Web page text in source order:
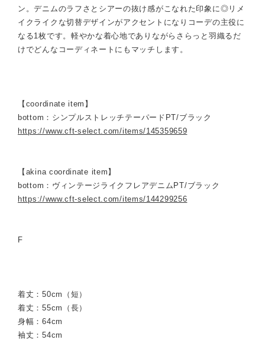
ン。デニムのラフさとシアーの抜け感がこなれた印象に◎リメ
イクライクな切替デザインがアクセントになりコーデの主役に
なる1枚です。軽やかな着心地でありながらさらっと羽織るだ
けでどんなコーディネートにもマッチします。
【coordinate item】
bottom：シンプルストレッチテーパードPT/ブラック
https://www.cft-select.com/items/145359659
【akina coordinate item】
bottom：ヴィンテージライクフレアデニムPT/ブラック
https://www.cft-select.com/items/144299256
F
着丈：50cm（短）
着丈：55cm（長）
身幅：64cm
袖丈：54cm